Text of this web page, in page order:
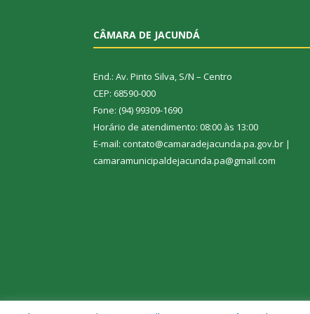
CÂMARA DE JACUNDÁ
End.: Av. Pinto Silva, S/N – Centro
CEP: 68590-000
Fone: (94) 99309-1690
Horário de atendimento: 08:00 às 13:00
E-mail: contato@camaradejacunda.pa.gov.br |
camaramunicipaldejacunda.pa@gmail.com